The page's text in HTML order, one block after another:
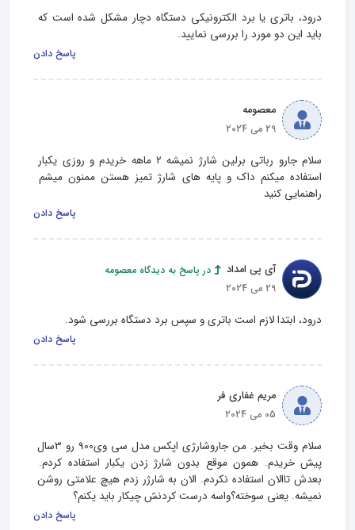
درود، باتری یا برد الکترونیکی دستگاه دچار مشکل شده است که
باید این دو مورد را بررسی نمایید.
پاسخ دادن
معصومه
29 می 2024
سلام جارو رباتی برلین شارژ نمیشه ۲ ماهه خریدم و روزی یکبار
استفاده میکنم داک و پایه های شارژ تمیز هستن ممنون میشم
راهنمایی کنید
پاسخ دادن
آی پی امداد
در پاسخ به دیدگاه معصومه
29 می 2024
درود، ابتدا لازم است باتری و سپس برد دستگاه بررسی شود.
پاسخ دادن
مریم غفاری فر
05 می 2024
سلام وقت بخیر. من جاروشارژی اپکس مدل سی وی900 رو 3سال
پیش خریدم. همون موقع بدون شارژ زدن یکبار استفاده کردم.
بعدش تاالان استفاده نکردم. الان به شارژر زدم هیچ علامتی روشن
نمیشه. یعنی سوخته؟واسه درست کردنش چیکار باید یکنم؟
پاسخ دادن